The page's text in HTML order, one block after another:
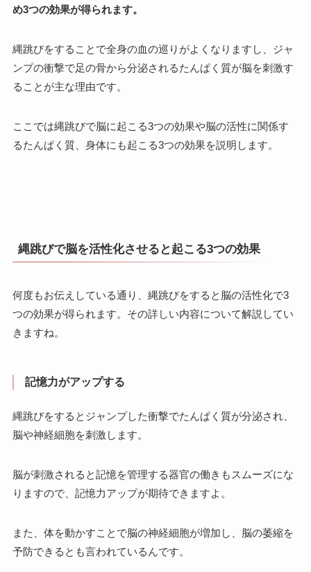
め3つの効果が得られます。
縄跳びをすることで全身の血の巡りがよくなりますし、ジャ
ンプの衝撃で足の骨から分泌されるたんぱく質が脳を刺激す
ることが主な理由です。
ここでは縄跳びで脳に起こる3つの効果や脳の活性に関係す
るたんぱく質、身体にも起こる3つの効果を説明します。
縄跳びで脳を活性化させると起こる3つの効果
何度もお伝えしている通り、縄跳びをすると脳の活性化で3
つの効果が得られます。その詳しい内容について解説してい
きますね。
記憶力がアップする
縄跳びをするとジャンプした衝撃でたんぱく質が分泌され、
脳や神経細胞を刺激します。
脳が刺激されると記憶を管理する器官の働きもスムーズにな
りますので、記憶力アップが期待できますよ。
また、体を動かすことで脳の神経細胞が増加し、脳の萎縮を
予防できるとも言われているんです。